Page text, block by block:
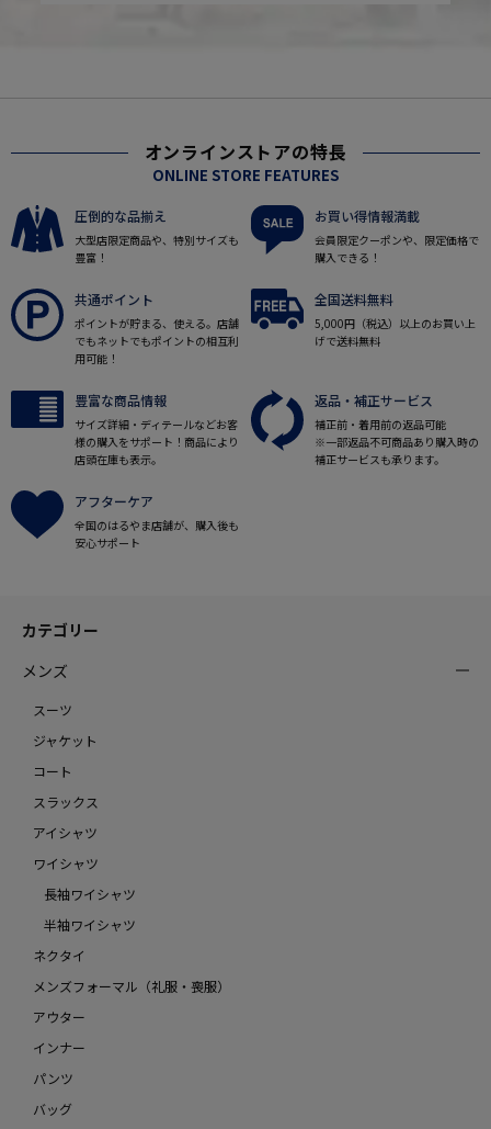
オンラインストアの特長
ONLINE STORE FEATURES
圧倒的な品揃え
大型店限定商品や、特別サイズも
豊富！
お買い得情報満載
会員限定クーポンや、限定価格で
購入できる！
共通ポイント
ポイントが貯まる、使える。店舗
でもネットでもポイントの相互利
用可能！
全国送料無料
5,000円（税込）以上のお買い上
げで送料無料
豊富な商品情報
サイズ詳細・ディテールなどお客
様の購入をサポート！商品により
店頭在庫も表示。
返品・補正サービス
補正前・着用前の返品可能
※一部返品不可商品あり購入時の
補正サービスも承ります。
アフターケア
全国のはるやま店舗が、購入後も
安心サポート
カテゴリー
メンズ
スーツ
ジャケット
コート
スラックス
アイシャツ
ワイシャツ
長袖ワイシャツ
半袖ワイシャツ
ネクタイ
メンズフォーマル（礼服・喪服）
アウター
インナー
パンツ
バッグ